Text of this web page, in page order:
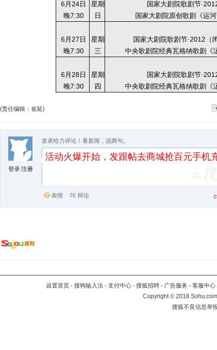
6月24日
晚7:30
星期
日
国家大剧院歌剧节
国家大剧院原创歌剧《运
6月27日
晚7:30
星期
三
国家大剧院歌剧节·2012（
中央歌剧院经典瓦格纳歌剧《
6月28日
晚7:30
星期
四
国家大剧院歌剧节
中央歌剧院经典瓦格纳歌剧《
(责任编辑：崔延)
登录/注册
发表给力评论！看新闻，说两句。
表情 辩论
设置首页 - 搜狗输入法 - 支付中心 - 搜狐招聘 - 广告服务 - 客服中心
Copyright©2018
搜狐不良信息举